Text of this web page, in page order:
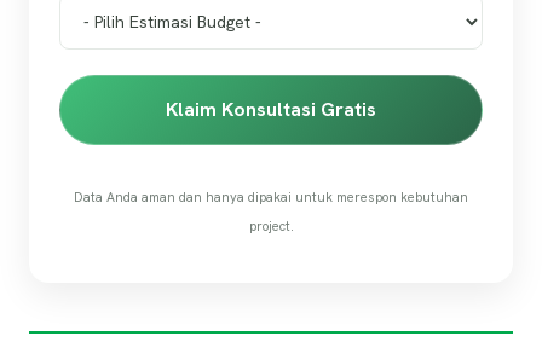
Klaim Konsultasi Gratis
Data Anda aman dan hanya dipakai untuk merespon kebutuhan
project.